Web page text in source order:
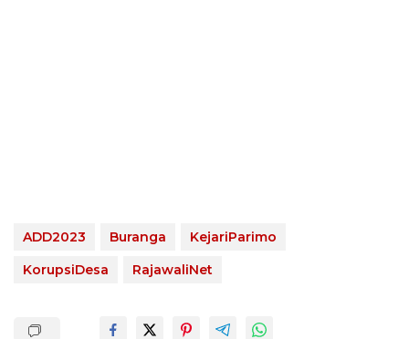
ADD2023 Buranga
KejariParimo
KorupsiDesa
RajawaliNet